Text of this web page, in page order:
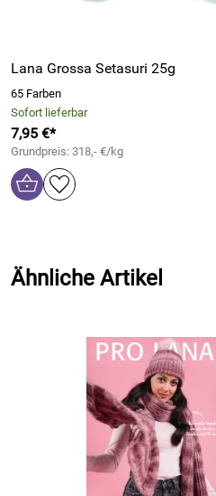
Lana Grossa Setasuri 25g
65 Farben
Sofort lieferbar
7,95 €*
Grundpreis: 318,- €/kg
Ähnliche Artikel